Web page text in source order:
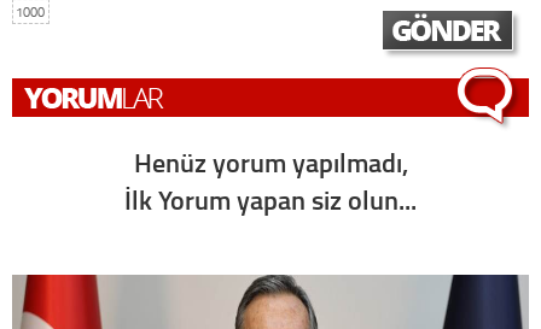
1000
Henüz yorum yapılmadı,
İlk Yorum yapan siz olun...